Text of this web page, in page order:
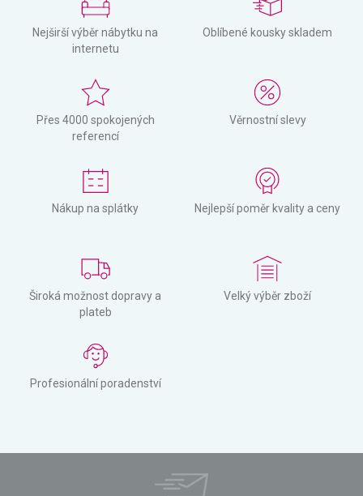
Nejširší výběr nábytku na
internetu
Oblíbené kousky skladem
Přes 4000 spokojených
referencí
Věrnostní slevy
Nákup na splátky Nejlepší poměr kvality a ceny
Široká možnost dopravy a
plateb
Velký výběr zboží
Profesionální poradenství